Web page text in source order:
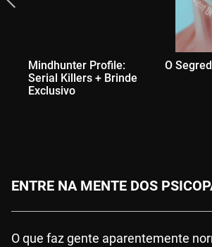
Mindhunter Profile:
Serial Killers + Brinde
Exclusivo
O
ENTRE NA MENTE DOS
O que faz gente aparentemente